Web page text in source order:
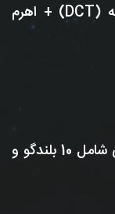
گیربکس 6 سرعته اتوماتیک دو کلاچه (DCT) + اهرم
نمایشگر 12.8 اینچی + سیستم صوتی شامل 10 بلندگو و